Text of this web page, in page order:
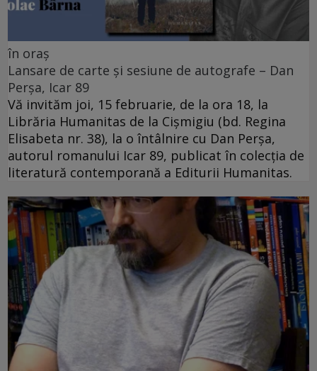
în oraș
Lansare de carte și sesiune de autografe – Dan
Perșa, Icar 89
Vă invităm joi, 15 februarie, de la ora 18, la
Librăria Humanitas de la Cişmigiu (bd. Regina
Elisabeta nr. 38), la o întâlnire cu Dan Perșa,
autorul romanului Icar 89, publicat în colecția de
literatură contemporană a Editurii Humanitas.